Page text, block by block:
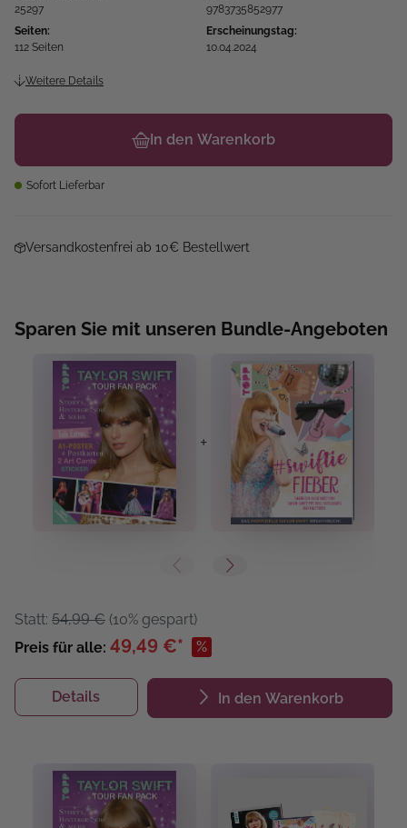
25297
9783735852977
Seiten:
112 Seiten
Erscheinungstag:
10.04.2024
Weitere Details
In den Warenkorb
Sofort Lieferbar
Versandkostenfrei ab 10€ Bestellwert
Sparen Sie mit unseren Bundle-Angeboten
+
Statt: 54,99 € (10% gespart)
Preis für alle: 49,49 €* %
Details In den Warenkorb